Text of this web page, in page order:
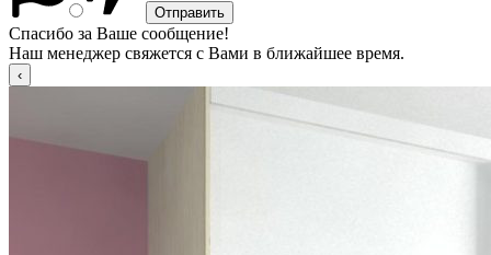
Спасибо за Ваше сообщение!
Наш менеджер свяжется с Вами в ближайшее время.